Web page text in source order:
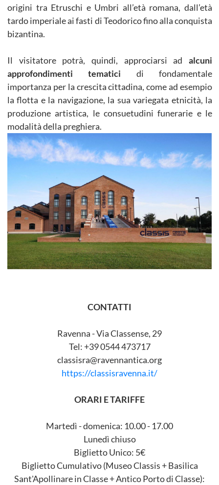
origini tra Etruschi e Umbri all’età romana, dall’età
tardo imperiale ai fasti di Teodorico fino alla conquista
bizantina.
Il visitatore potrà, quindi, approciarsi ad alcuni
approfondimenti tematici di fondamentale
importanza per la crescita cittadina, come ad esempio
la flotta e la navigazione, la sua variegata etnicità, la
produzione artistica, le consuetudini funerarie e le
modalità della preghiera.
CONTATTI
Ravenna - Via Classense, 29
Tel: +39 0544 473717
classisra@ravennantica.org
https://classisravenna.it/
ORARI E TARIFFE
Martedì - domenica: 10.00 - 17.00
Lunedì chiuso
Biglietto Unico: 5€
Biglietto Cumulativo (Museo Classis + Basilica
Sant'Apollinare in Classe + Antico Porto di Classe):